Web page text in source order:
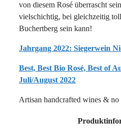
von diesem Rosé überrascht
vielschichtig, bei gleichzeitig
Buchertberg sein kann!
Jahrgang 2022: Siegerwein
Best, Best Bio Rosé, Best of
Juli/August 2022
Artisan handcrafted wines & no